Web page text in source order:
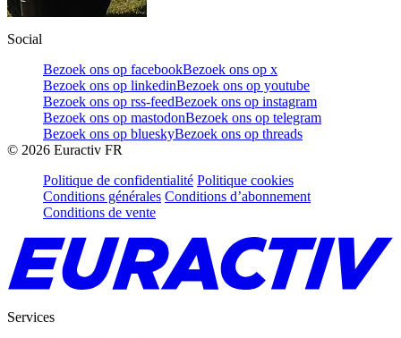
Social
Bezoek ons op facebookBezoek ons op x
Bezoek ons op linkedinBezoek ons op youtube
Bezoek ons op rss-feedBezoek ons op instagram
Bezoek ons op mastodonBezoek ons op telegram
Bezoek ons op blueskyBezoek ons op threads
© 2026 Euractiv FR
Politique de confidentialité Politique cookies
Conditions générales Conditions d’abonnement
Conditions de vente
Services